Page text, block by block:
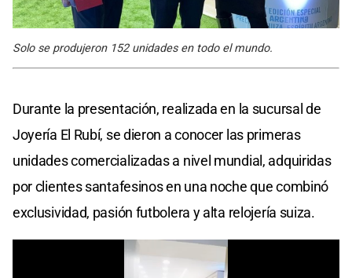
Solo se produjeron 152 unidades en todo el mundo.
Durante la presentación, realizada en la sucursal de
Joyería El Rubí, se dieron a conocer las primeras
unidades comercializadas a nivel mundial, adquiridas
por clientes santafesinos en una noche que combinó
exclusividad, pasión futbolera y alta relojería suiza.